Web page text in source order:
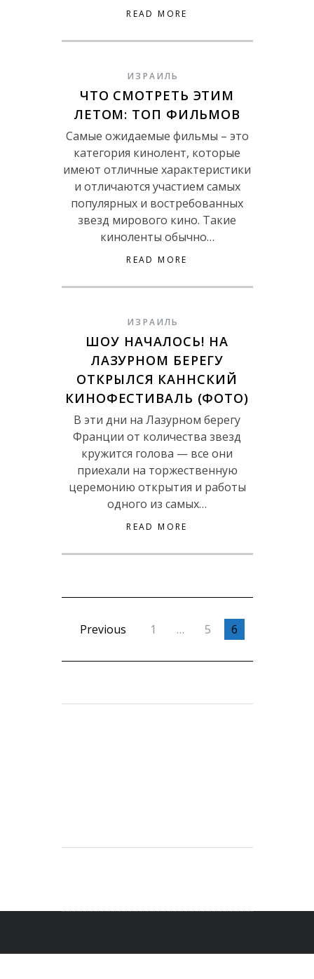
READ MORE
ИЗРАИЛЬ
ЧТО СМОТРЕТЬ ЭТИМ
ЛЕТОМ: ТОП ФИЛЬМОВ
Самые ожидаемые фильмы – это
категория кинолент, которые
имеют отличные характеристики
и отличаются участием самых
популярных и востребованных
звезд мирового кино. Такие
киноленты обычно…
READ MORE
ИЗРАИЛЬ
ШОУ НАЧАЛОСЬ! НА
ЛАЗУРНОМ БЕРЕГУ
ОТКРЫЛСЯ КАННСКИЙ
КИНОФЕСТИВАЛЬ (ФОТО)
В эти дни на Лазурном берегу
Франции от количества звезд
кружится голова — все они
приехали на торжественную
церемонию открытия и работы
одного из самых…
READ MORE
Previous 1 … 5 6